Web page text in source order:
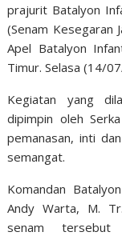
prajurit Batalyon
(Senam Kesegaran
Apel Batalyon
Timur. Selasa (14/
Kegiatan yang
dipimpin oleh
pemanasan, inti
semangat.
Komandan
Andy Warta, M.
senam tersebut